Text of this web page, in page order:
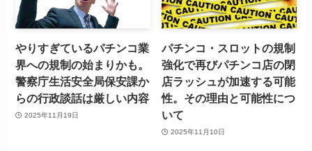
やりすぎているパチンコ業
界への規制の始まりかも。
警察庁生活安全局保安課か
らの行政談話は厳しい内容
2025年11月19日
パチンコ・スロットの規制
強化で再びパチンコ店の閉
店ラッシュが加速する可能
性。その理由と可能性につ
いて
2025年11月10日